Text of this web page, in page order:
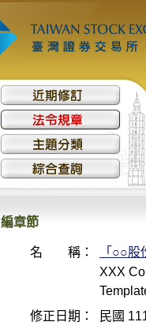
編章節
名 稱： 「○○
XXX
修正日期：
民國